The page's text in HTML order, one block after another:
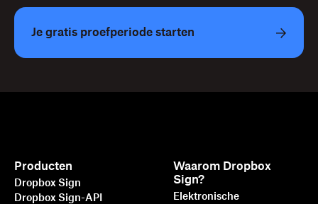
Je gratis proefperiode starten
Producten
Dropbox Sign
Dropbox Sign-API
Waarom Dropbox
Sign?
Elektronische